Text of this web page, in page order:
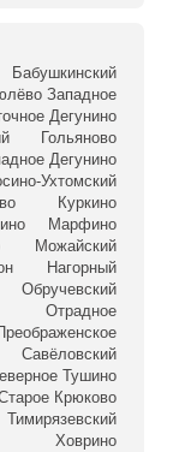
Бабушкинский
Западное
Дегунино
Гольяново
Дегунино
Ухтомский
Куркино
Марфино
Можайский
Нагорный
Обручевский
Отрадное
Савёловский
Тушино
Крюково
Тимирязевский
Ховрино